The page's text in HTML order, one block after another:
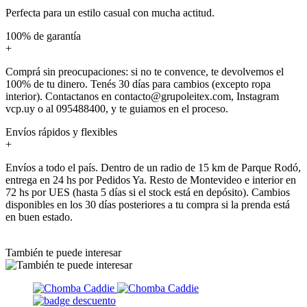
Perfecta para un estilo casual con mucha actitud.
100% de garantía
+
Comprá sin preocupaciones: si no te convence, te devolvemos el
100% de tu dinero. Tenés 30 días para cambios (excepto ropa
interior). Contactanos en contacto@grupoleitex.com, Instagram
vcp.uy o al 095488400, y te guiamos en el proceso.
Envíos rápidos y flexibles
+
Envíos a todo el país. Dentro de un radio de 15 km de Parque Rodó,
entrega en 24 hs por Pedidos Ya. Resto de Montevideo e interior en
72 hs por UES (hasta 5 días si el stock está en depósito). Cambios
disponibles en los 30 días posteriores a tu compra si la prenda está
en buen estado.
También te puede interesar